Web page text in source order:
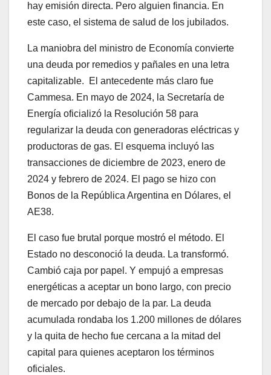
hay emisión directa. Pero alguien financia. En
este caso, el sistema de salud de los jubilados.
La maniobra del ministro de Economía convierte
una deuda por remedios y pañales en una letra
capitalizable. El antecedente más claro fue
Cammesa. En mayo de 2024, la Secretaría de
Energía oficializó la Resolución 58 para
regularizar la deuda con generadoras eléctricas y
productoras de gas. El esquema incluyó las
transacciones de diciembre de 2023, enero de
2024 y febrero de 2024. El pago se hizo con
Bonos de la República Argentina en Dólares, el
AE38.
El caso fue brutal porque mostró el método. El
Estado no desconoció la deuda. La transformó.
Cambió caja por papel. Y empujó a empresas
energéticas a aceptar un bono largo, con precio
de mercado por debajo de la par. La deuda
acumulada rondaba los 1.200 millones de dólares
y la quita de hecho fue cercana a la mitad del
capital para quienes aceptaron los términos
oficiales.